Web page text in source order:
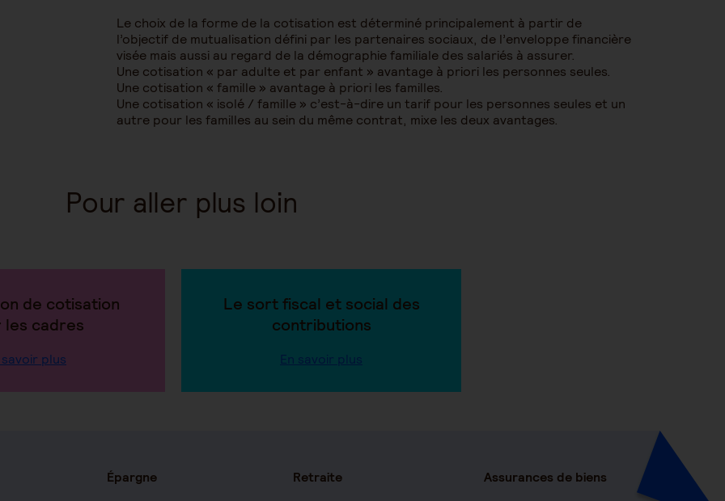
Le choix de la forme de la cotisation est déterminé principalement à partir de
l’objectif de mutualisation défini par les partenaires sociaux, de l’enveloppe financière
visée mais aussi au regard de la démographie familiale des salariés à assurer.
Une cotisation « par adulte et par enfant » avantage à priori les personnes seules.
Une cotisation « famille » avantage à priori les familles.
Une cotisation « isolé / famille » c’est-à-dire un tarif pour les personnes seules et un
autre pour les familles au sein du même contrat, mixe les deux avantages.
Pour aller plus loin
de cotisation
les cadres
savoir plus
Le sort fiscal et social des
contributions
En savoir plus
Épargne
Retraite
Assurances de biens